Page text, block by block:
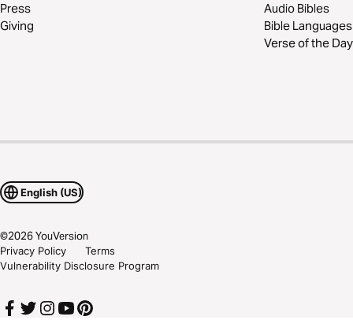
Press
Giving
Audio Bibles
Bible Languages
Verse of the Day
English (US)
©2026YouVersion
Privacy Policy
Terms
Vulnerability Disclosure Program